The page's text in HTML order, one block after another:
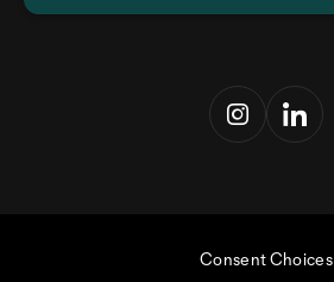
Consent Choices